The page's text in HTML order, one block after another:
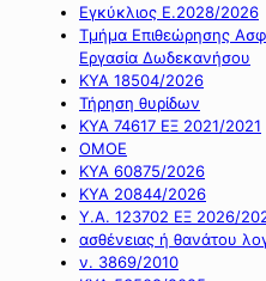
Εγκύκλιος Ε.2028/2026
Τμήμα Επιθεώρησης
Εργασία Δωδεκανήσου
ΚΥΑ 18504/2026
Τήρηση θυρίδων
ΚΥΑ 74617 ΕΞ 2021/2021
ΟΜΟΕ
ΚΥΑ 60875/2026
ΚΥΑ 20844/2026
Υ.Α. 123702 ΕΞ 2026/
ασθένειας ή θανάτου
ν. 3869/2010